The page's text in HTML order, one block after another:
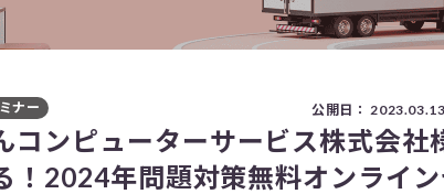
けサービス
ナー 公開日： 2023.03.13
コンピューターサービス株式会社
！2024年問題対策無料オンライ